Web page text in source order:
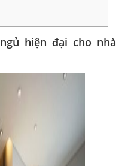
hiện đại cho nhà